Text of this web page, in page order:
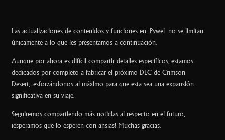
Las actualizaciones de contenidos y funciones en Pywel no se limitan
únicamente a lo que les presentamos a continuación.
Aunque por ahora es difícil compartir detalles específicos, estamos
dedicados por completo a fabricar el próximo DLC de Crimson
Desert,esforzándonos al máximo para que esta sea una expansión
significativa en su viaje.
Seguiremos compartiendo más noticias al respecto en el futuro,
¡esperamos que lo esperen con ansias! Muchas gracias.